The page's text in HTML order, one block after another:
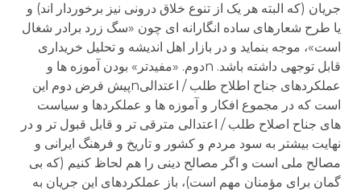
جریان (که البته هر یک از تنوع خلاق درونی نیز برخوردار اند) و
یا طرح شعارهای ساده انگارانه ای چون «سگ زرد برادر شغال
است»، موجه بنماید و در بازار اهل اندیشه و تحلیل خریداری
قابل توجهی داشته باشد. nدوم. «مفیدتر» بودن آموزه ها و
عملکردهای جناح اطلاح طلب / اعتدالیnپیش فرض دوم این
است که در مجموع افکار و آموزه ها و عملکردها و سیاست
های جناح اصلاح طلب / اعتدالی مترقی تر و قابل قبول تر و در
نهایت بیشتر به سود مردم و کشور و تاریخ و فرهنگ ایرانی و
مصالح ملی است و اگر مصالح دینی را هم لحاظ کنیم (که بی
گمان برای مؤمنان مهم است)، باز عملکردهای این جریان به